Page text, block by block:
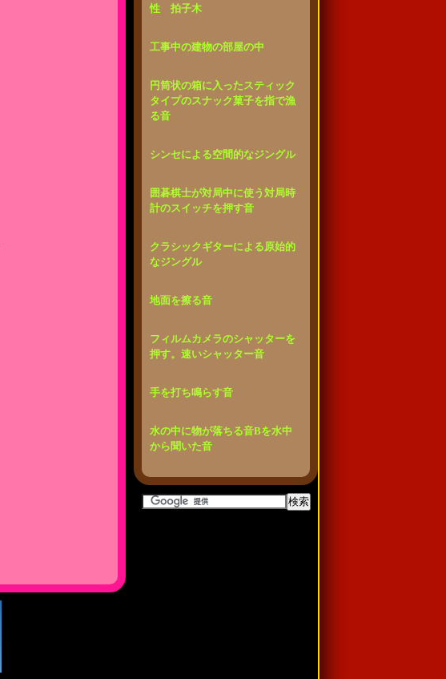
性 拍子木
工事中の建物の部屋の中
円筒状の箱に入ったスティック
タイプのスナック菓子を指で漁
る音
シンセによる空間的なジングル
囲碁棋士が対局中に使う対局時
計のスイッチを押す音
クラシックギターによる原始的
なジングル
地面を擦る音
フィルムカメラのシャッターを
押す。速いシャッター音
手を打ち鳴らす音
水の中に物が落ちる音Bを水中
から聞いた音